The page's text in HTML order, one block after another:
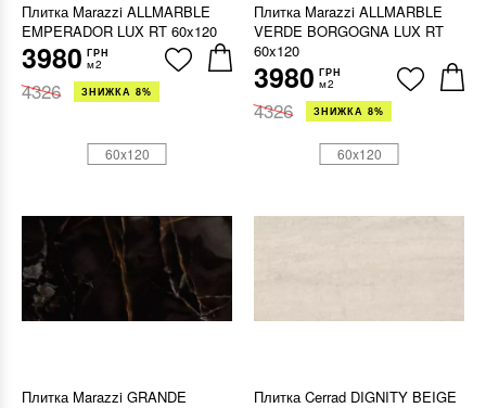
Плитка Marazzi ALLMARBLE
EMPERADOR LUX RT 60x120
3980 ГРН
м2
4326 ЗНИЖКА 8%
Плитка Marazzi ALLMARBLE
VERDE BORGOGNA LUX RT
60x120
3980 ГРН
м2
4326 ЗНИЖКА 8%
Плитка Marazzi GRANDE
60x120
Плитка Cerrad DIGNITY BEIGE
60x120